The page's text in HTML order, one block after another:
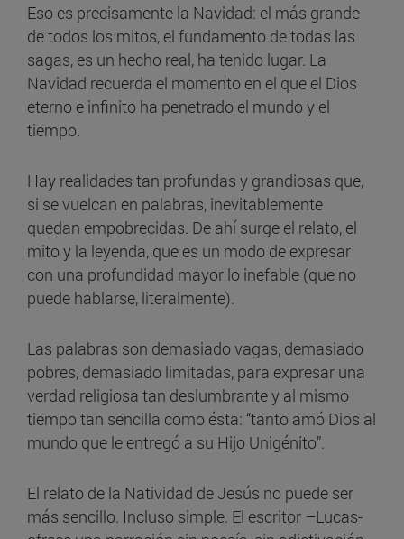
Eso es precisamente la Navidad: el más grande
de todos los mitos, el fundamento de todas las
sagas, es un hecho real, ha tenido lugar. La
Navidad recuerda el momento en el que el Dios
eterno e infinito ha penetrado el mundo y el
tiempo.
Hay realidades tan profundas y grandiosas que,
si se vuelcan en palabras, inevitablemente
quedan empobrecidas. De ahí surge el relato, el
mito y la leyenda, que es un modo de expresar
con una profundidad mayor lo inefable (que no
puede hablarse, literalmente).
Las palabras son demasiado vagas, demasiado
pobres, demasiado limitadas, para expresar una
verdad religiosa tan deslumbrante y al mismo
tiempo tan sencilla como ésta: “tanto amó Dios al
mundo que le entregó a su Hijo Unigénito”.
El relato de la Natividad de Jesús no puede ser
más sencillo. Incluso simple. El escritor –Lucas-